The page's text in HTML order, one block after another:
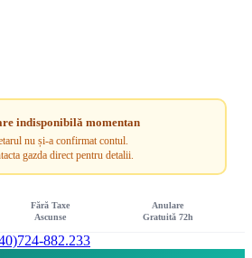
indisponibilă momentan
nu și-a confirmat contul.
gazda direct pentru detalii.
Fără Taxe
Ascunse
Anulare
Gratuită 72h
882.233